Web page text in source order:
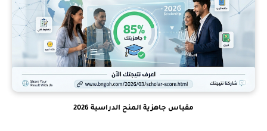
مقياس جاهزية المنح الدراسية 2026